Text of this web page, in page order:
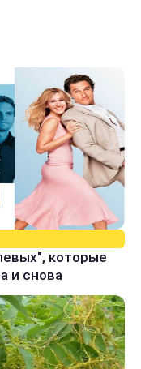
которые
и снова